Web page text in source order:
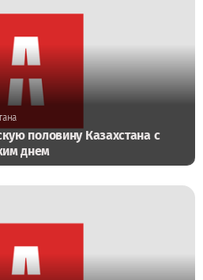
половину Казахстана с
днем